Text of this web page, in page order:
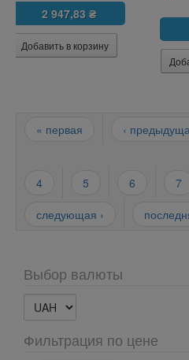
2 947,83 ₴
Страницы
« первая ‹
4
5 6 7
следующая ›
Выбор валюты
Фильтрация по цене